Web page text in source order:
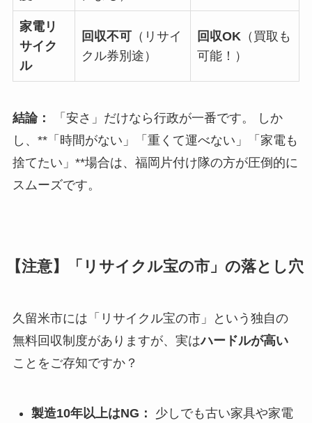
家電リ
サイク
ル
回収不可（リサイ
クル券別途）
回収OK （買取も
可能！）
結論：
「安さ」だけなら行政が一番です。 しか
し、**「時間がない」「重くて運べない」「家電も
捨てたい」**場合は、福岡片付け隊の方が圧倒的に
スムーズです。
【注意】「リサイクル宝の市」の落とし穴
久留米市には「リサイクル宝の市」という独自の
無料回収制度がありますが、実はハードルが高い
ことをご存知ですか？
製造10年以上はNG：
少しでも古い家具や家電